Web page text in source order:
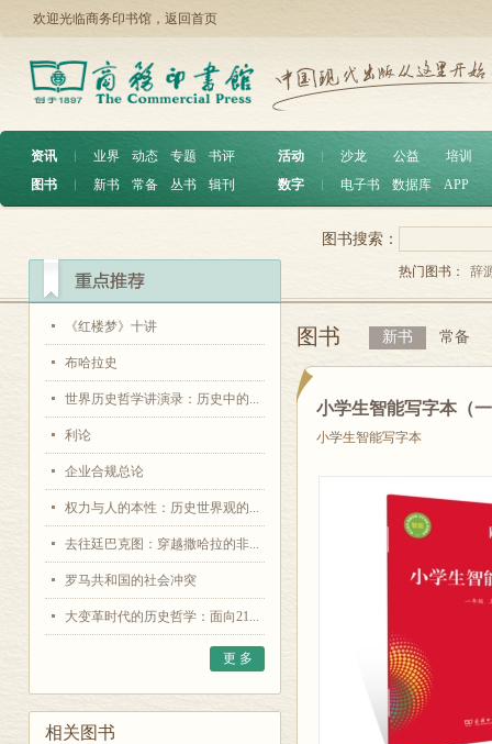
欢迎光临商务印书馆， 返回首页
资讯 ︱ 业界 动态 专题
书评
图书
︱ 新书 常备 丛书 辑刊
活动 沙龙 公益
培训
数字
电子书 数据库 APP
《红楼梦》十讲
布哈拉史
世界历史哲学讲演录：历史中的...
利论
企业合规总论
权力与人的本性：历史世界观的...
去往廷巴克图：穿越撒哈拉的非...
罗马共和国的社会冲突
大变革时代的历史哲学：面向21...
更 多
相关图书
图书搜索：
热门图书： 辞
图书 新书 常备
小学生智能写字本（
小学生智能写字本